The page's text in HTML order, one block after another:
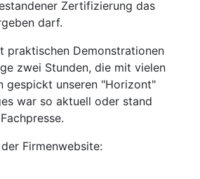
Zertifizierung das
darf.
praktischen Demonstrationen
zwei Stunden, die mit vielen
gespickt unseren "Horizont"
war so aktuell oder stand
Firmenwebsite: